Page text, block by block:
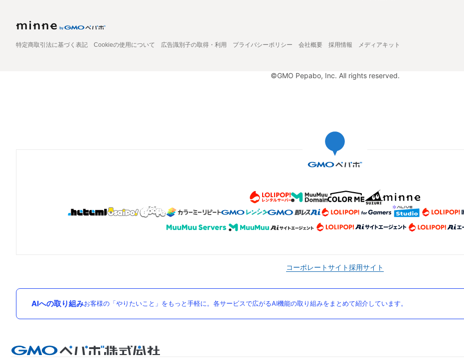
特定商取引法に基づく表記 Cookieの使用について 広告識別子の取得・利用 プライバシーポリシー 会社概要 採用情報 メディアキット
©GMO Pepabo, Inc. All rights reserved.
コーポレートサイト採用サイト
AIへの取り組みお客様の「やりたいこと」をもっと手軽に。各サービスで広がるAI機能の取り組みをまとめて紹介しています。